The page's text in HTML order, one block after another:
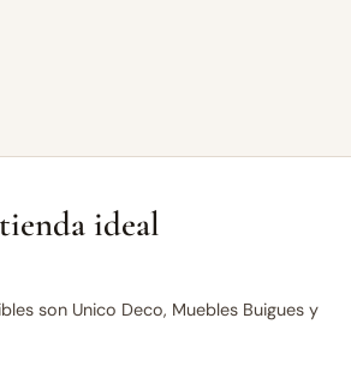
ideal
son Unico Deco, Muebles Buigues y